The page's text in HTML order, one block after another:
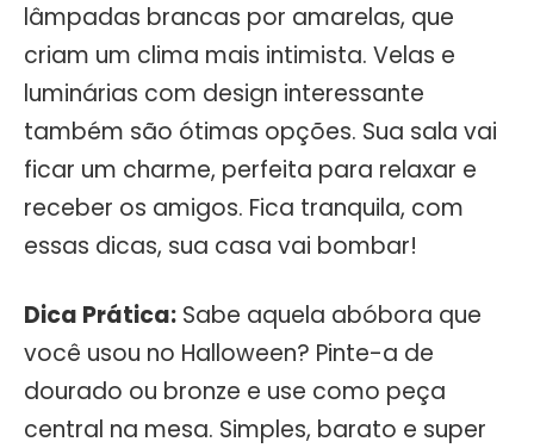
lâmpadas brancas por amarelas, que
criam um clima mais intimista. Velas e
luminárias com design interessante
também são ótimas opções. Sua sala vai
ficar um charme, perfeita para relaxar e
receber os amigos. Fica tranquila, com
essas dicas, sua casa vai bombar!
Dica Prática: Sabe aquela abóbora que
você usou no Halloween? Pinte-a de
dourado ou bronze e use como peça
central na mesa. Simples, barato e super